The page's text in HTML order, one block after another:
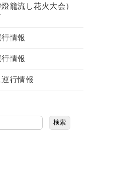
籠流し花火大会）
情報
情報
行情報
検索